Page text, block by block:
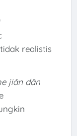
realistis
jiǎn dān